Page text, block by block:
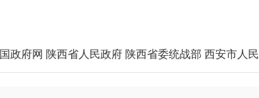
政府网 陕西省人民政府 陕西省委统战部 西安市人